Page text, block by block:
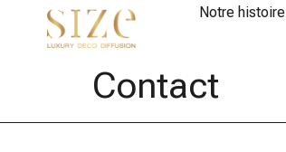
Notre histoire
Contact